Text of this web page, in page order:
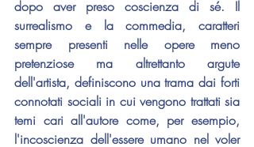
dopo aver preso coscienza di sé. Il
surrealismo e la commedia, caratteri
sempre presenti nelle opere meno
pretenziose ma altrettanto argute
dell'artista, definiscono una trama dai forti
connotati sociali in cui vengono trattati sia
temi cari all'autore come, per esempio,
l'incoscienza dell'essere umano nel voler